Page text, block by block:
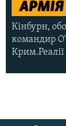
Кінбурн,
командир
Крим.Реалії